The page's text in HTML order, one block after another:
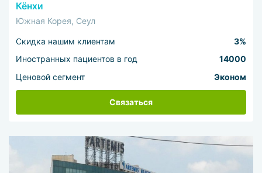
Кёнхи
Южная Корея, Сеул
Скидка нашим клиентам
3%
Иностранных пациентов в год
14000
Ценовой сегмент
Эконом
Связаться